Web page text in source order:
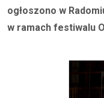
ogłoszono w
w ramach festiwalu